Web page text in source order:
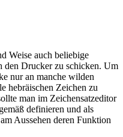
Weise auch beliebige
den Drucker zu schicken. Um
nur an manche wilden
hebräischen Zeichen zu
man im Zeichensatzeditor
definieren und als
Aussehen deren Funktion